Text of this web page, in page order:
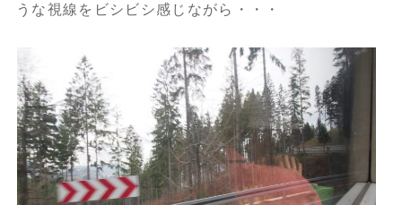
うな視線をビシビシ感じながら・・・